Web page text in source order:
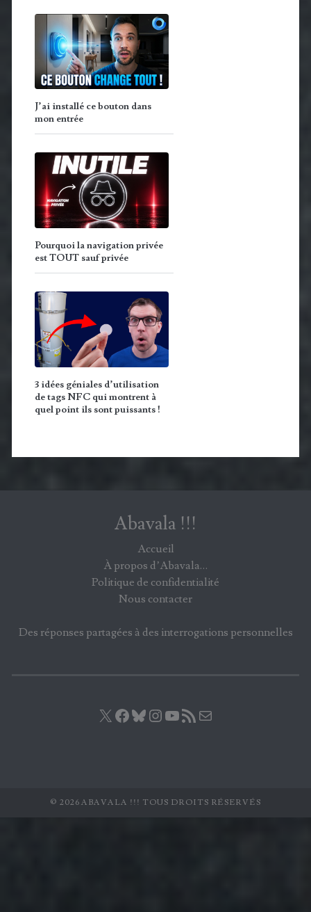
J’ai installé ce bouton dans
mon entrée
Pourquoi la navigation privée
est TOUT sauf privée
3 idées géniales d’utilisation
de tags NFC qui montrent à
quel point ils sont puissants !
Abavala !!!
Accueil
À propos d’Abavala…
Politique de confidentialité
Nous contacter
Des réponses partagées à des interrogations personnelles
X Facebook
Bluesky
Instagram
YouTube
Flux RSS
© 2026 ABAVALA !!! TOUS DROITS RÉSERVÉS